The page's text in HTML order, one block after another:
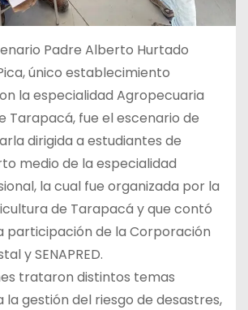
Padre Alberto Hurtado
único establecimiento
la especialidad Agropecuaria
Tarapacá, fue el escenario de
dirigida a estudiantes de
medio de la especialidad
la cual fue organizada por la
de Tarapacá y que contó
participación de la Corporación
y SENAPRED.
trataron distintos temas
la gestión del riesgo de desastres,